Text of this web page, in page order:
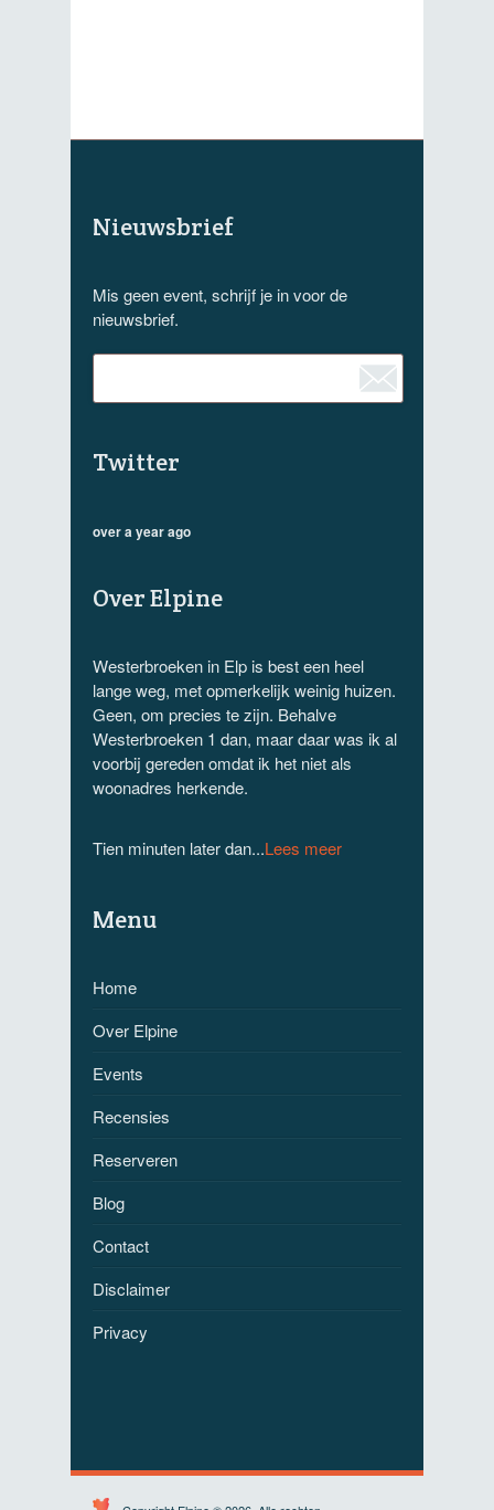
Nieuwsbrief
Mis geen event, schrijf je in voor de
nieuwsbrief.
Twitter
over a year ago
Over Elpine
Westerbroeken in Elp is best een heel
lange weg, met opmerkelijk weinig huizen.
Geen, om precies te zijn. Behalve
Westerbroeken 1 dan, maar daar was ik al
voorbij gereden omdat ik het niet als
woonadres herkende.
Tien minuten later dan...Lees meer
Menu
Home
Over Elpine
Events
Recensies
Reserveren
Blog
Contact
Disclaimer
Privacy